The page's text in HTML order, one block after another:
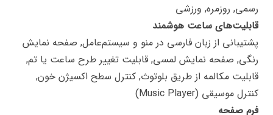
رسمی, روزمره, ورزشی
قابلیت‌های ساعت هوشمند
پشتیبانی از زبان فارسی در منو و سیستم‌عامل, صفحه نمایش
رنگی, صفحه نمایش لمسی, قابلیت تغییر طرح ساعت یا تم,
قابلیت مکالمه از طریق بلوتوث, کنترل سطح اکسیژن خون,
کنترل موسیقی (Music Player)
فرم صفحه